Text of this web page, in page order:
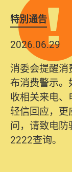
特別通告
2026.06.29
消委会提醒
布消费警示。
收相关来电
轻信回应，
问，请致电
2222查询。